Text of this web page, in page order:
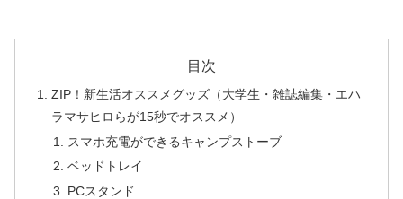
目次
ZIP！新生活オススメグッズ（大学生・雑誌編集・エハ
ラマサヒロらが15秒でオススメ）
スマホ充電ができるキャンプストーブ
ベッドトレイ
PCスタンド